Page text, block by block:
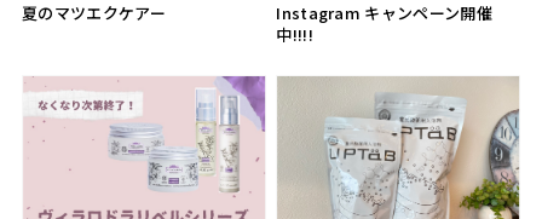
夏のマツエクケアー
Instagram キャンペーン開催
中!!!!